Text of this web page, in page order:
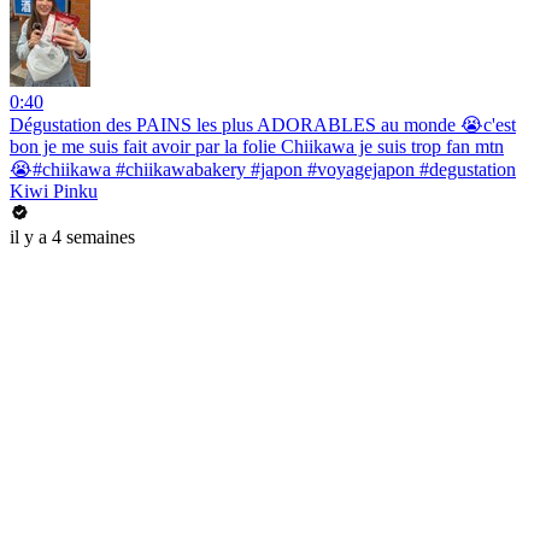
0:40
Dégustation des PAINS les plus ADORABLES au monde 😭c'est
bon je me suis fait avoir par la folie Chiikawa je suis trop fan mtn
😭#chiikawa #chiikawabakery #japon #voyagejapon #degustation
Kiwi Pinku
il y a 4 semaines